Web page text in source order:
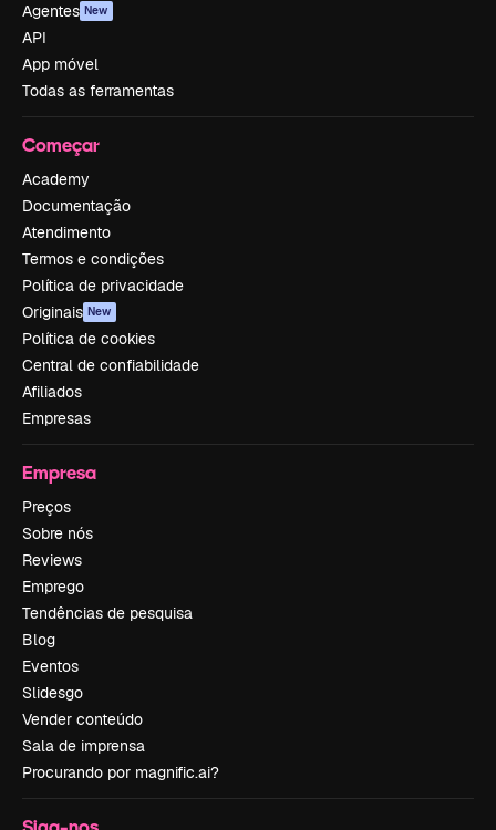
Agentes New
API
App móvel
Todas as ferramentas
Começar
Academy
Documentação
Atendimento
Termos e condições
Política de privacidade
Originais New
Política de cookies
Central de confiabilidade
Afiliados
Empresas
Empresa
Preços
Sobre nós
Reviews
Emprego
Tendências de pesquisa
Blog
Eventos
Slidesgo
Vender conteúdo
Sala de imprensa
Procurando por magnific.ai?